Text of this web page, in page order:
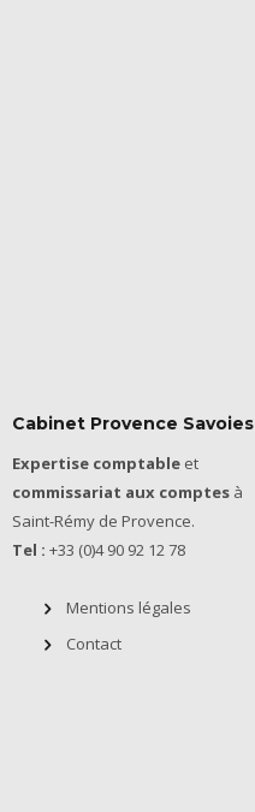
Cabinet Provence Savoies
Expertise comptable et
commissariat aux comptes à
Saint-Rémy de Provence.
Tel : +33 (0)4 90 92 12 78
Mentions légales
Contact